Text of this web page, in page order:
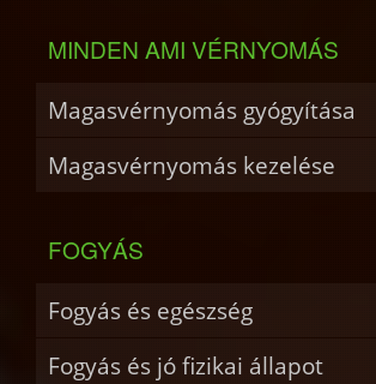
MINDEN AMI VÉRNYOMÁS
Magasvérnyomás gyógyítása
Magasvérnyomás kezelése
FOGYÁS
Fogyás és egészség
Fogyás és jó fizikai állapot